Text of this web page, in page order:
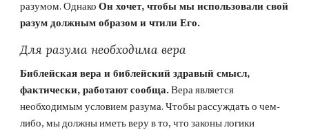
разумом. Однако Он хочет, чтобы мы использовали свой
разум должным образом и чтили Его.
Для разума необходима вера
Библейская вера и библейский здравый смысл,
фактически, работают сообща. Вера является
необходимым условием разума. Чтобы рассуждать о чем-
либо, мы должны иметь веру в то, что законы логики